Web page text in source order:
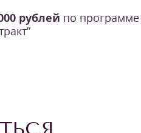
рублей по программе